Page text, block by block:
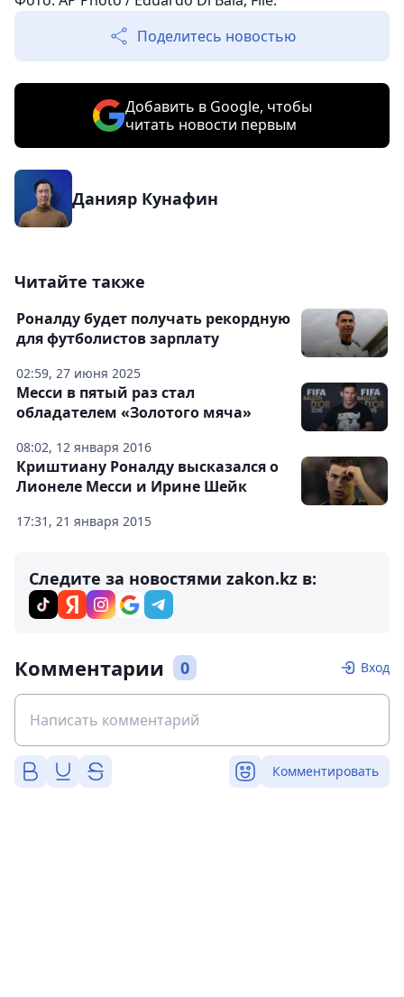
Поделитесь новостью
Добавить в Google, чтобы
читать новости первым
Данияр Кунафин
Читайте также
02:59, 27 июня 2025
Роналду будет получать рекордную
для футболистов зарплату
08:02, 12 января 2016
Месси в пятый раз стал
обладателем «Золотого мяча»
17:31, 21 января 2015
Криштиану Роналду высказался о
Лионеле Месси и Ирине Шейк
Следите за новостями zakon.kz в:
Комментарии 0 Вход
Комментировать